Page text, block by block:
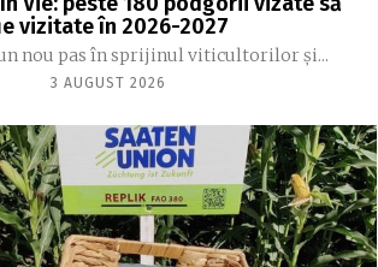
vizitate în 2026-2027
nou pas în sprijinul viticultorilor și...
3 AUGUST 2026